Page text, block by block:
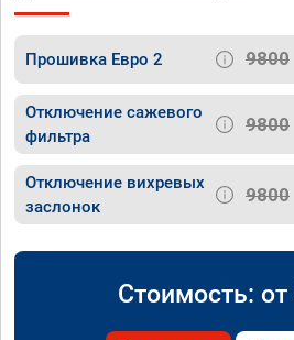
Прошивка Евро 2 9800
Отключение сажевого
фильтра
9800
Отключение вихревых
заслонок
9800
Стоимость: от